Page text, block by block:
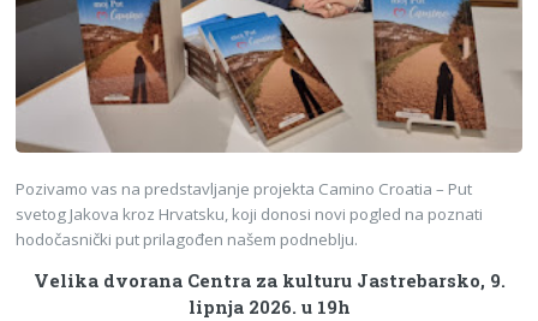
Pozivamo vas na predstavljanje projekta Camino Croatia – Put
svetog Jakova kroz Hrvatsku, koji donosi novi pogled na poznati
hodočasnički put prilagođen našem podneblju.
Velika dvorana Centra za kulturu Jastrebarsko, 9.
lipnja 2026. u 19h